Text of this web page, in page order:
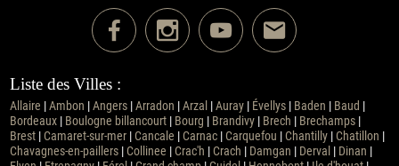
Liste des Villes :
Allaire Ambon Angers| Arradon Arzal| Auray| Évellys| Baden Baud
Bordeaux| Boulogne billancourt| Bourg Brandivy| Brech Brechamps|
Brest| Camaret-sur-mer| Cancale Carnac| Carquefou Chantilly| Chatillon
Chavagnes-en-paillers| Collinee Crac'h Crach Damgan Derval| Dinan